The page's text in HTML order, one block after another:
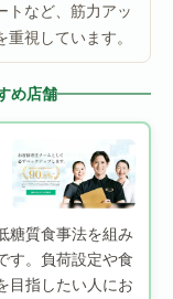
トなど、筋力アッ
視しています。
め店舗
糖質食事法を組み
す。負荷設定や食
目指したい人にお